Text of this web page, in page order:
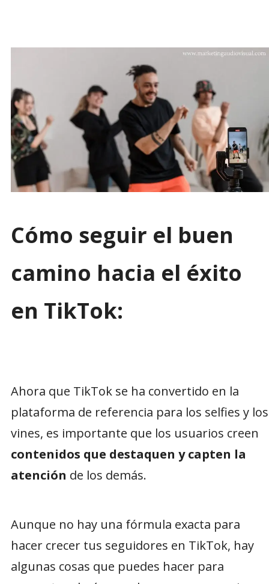
Cómo seguir el buen
camino hacia el éxito
en TikTok:
Ahora que TikTok se ha convertido en la
plataforma de referencia para los selfies y los
vines, es importante que los usuarios creen
contenidos que destaquen y capten la
atención de los demás.
Aunque no hay una fórmula exacta para
hacer crecer tus seguidores en TikTok, hay
algunas cosas que puedes hacer para